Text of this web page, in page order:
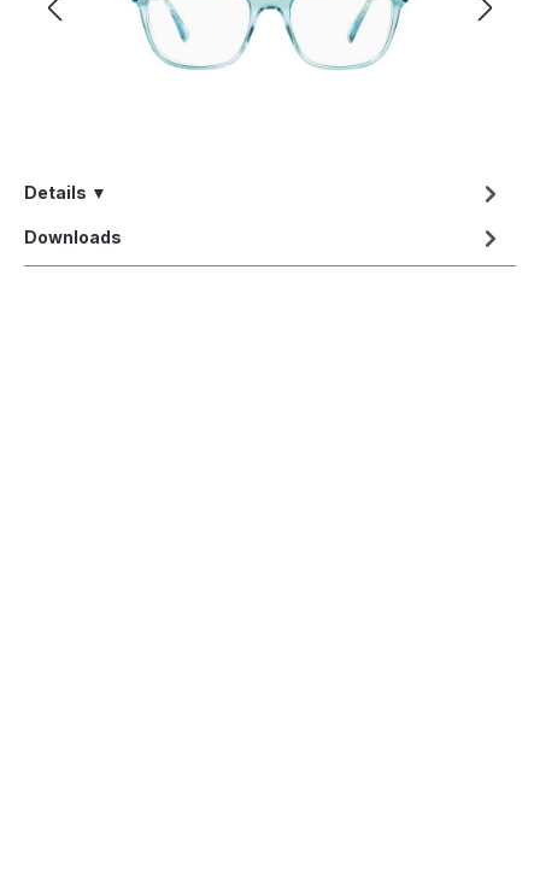
Details ▼
Downloads